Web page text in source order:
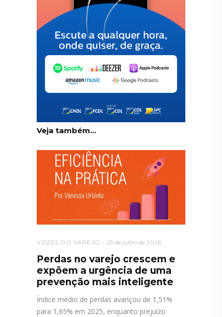
Veja também...
VOZES DO VAREJO 25 de julho de 2026
Perdas no varejo crescem e
expõem a urgência de uma
prevenção mais inteligente
Índice médio de perdas avançou de 1,51%
para 1,65% em 2025, enquanto prejuízo